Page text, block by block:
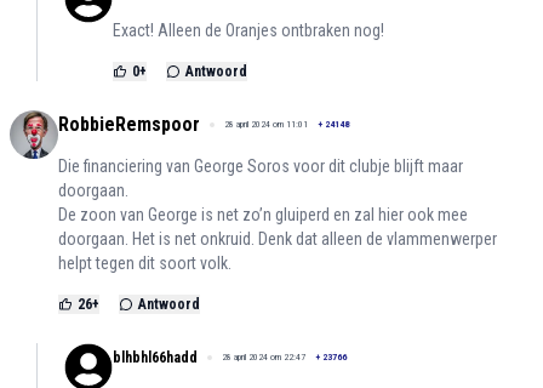
Exact! Alleen de Oranjes ontbraken nog!
0+ Antwoord
RobbieRemspoor 28 april 2024 om 11:01 + 24148
Die financiering van George Soros voor dit clubje blijft maar
doorgaan.
De zoon van George is net zo’n gluiperd en zal hier ook mee
doorgaan. Het is net onkruid. Denk dat alleen de vlammenwerper
helpt tegen dit soort volk.
26+ Antwoord
blhbhl66hadd 28 april 2024 om 22:47 + 23766